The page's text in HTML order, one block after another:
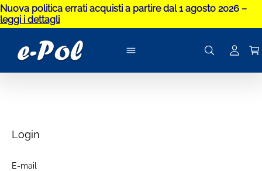
Nuova politica errati acquisti a partire dal 1 agosto 2026 –
leggi i dettagli
Login
E-mail